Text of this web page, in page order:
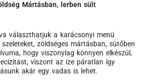
Mártásban, lerben sült
választhatjuk a karácsonyi menü
zöldséges mártásban, sütőben
hogy viszonylag könnyen elkészül,
viszont az íze páratlan így
akár egy vadas is lehet.